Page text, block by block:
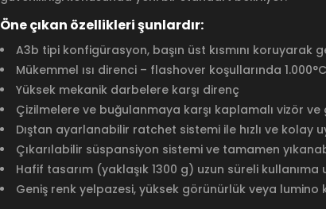
Öne çıkan özellikleri şunlardır:
A3b tipi konfigürasyon, başın üst kısmını koruyarak
Mükemmel ısı direnci – flashover koşullarında
Yüksek mekanik darbelere karşı direnç
Çizilmelere ve buğulanmaya karşı kaplamalı vizör
Dıştan ayarlanabilir ratchet sistemi ile hızlı ve kolay
Çıkarılabilir süspansiyon sistemi ve tamamen
Hafif tasarım (yaklaşık 1300 g) uzun süreli kullanıma
Geniş renk yelpazesi, yüksek görünürlük veya